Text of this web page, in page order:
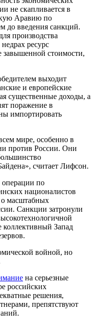
не скапливается в
Аравию по
до введения санкций.
производства
ресурс
завышенной стоимости,
выходит
и европейские
существенные доходы, а
поражение в
импортировать
мире, особенно в
против России. Они
считает Лифсон.
операции по
националистов
масштабных
Санкции затронули
Запад
войной, но
на серьезные
российских
решения,
препятствуют